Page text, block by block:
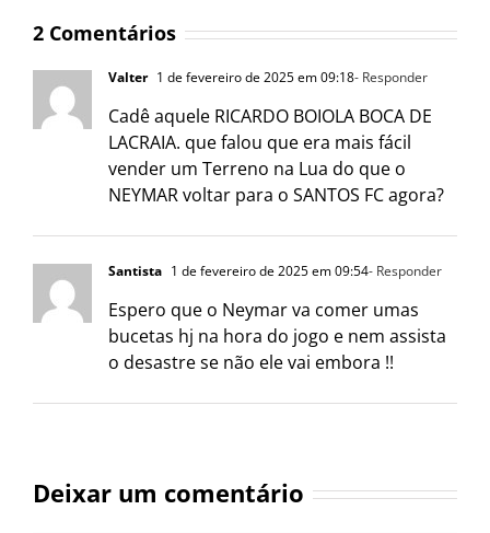
2 Comentários
Valter 1 de fevereiro de 2025 em 09:18- Responder
Cadê aquele RICARDO BOIOLA BOCA DE
LACRAIA. que falou que era mais fácil
vender um Terreno na Lua do que o
NEYMAR voltar para o SANTOS FC agora?
Santista 1 de fevereiro de 2025 em 09:54- Responder
Espero que o Neymar va comer umas
bucetas hj na hora do jogo e nem assista
o desastre se não ele vai embora !!
Deixar um comentário